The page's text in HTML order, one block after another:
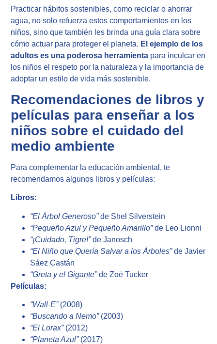
Practicar hábitos sostenibles, como reciclar o ahorrar
agua, no solo refuerza estos comportamientos en los
niños, sino que también les brinda una guía clara sobre
cómo actuar para proteger el planeta. El ejemplo de los
adultos es una poderosa herramienta para inculcar en
los niños el respeto por la naturaleza y la importancia de
adoptar un estilo de vida más sostenible.
Recomendaciones de libros y
películas para enseñar a los
niños sobre el cuidado del
medio ambiente
Para complementar la educación ambiental, te
recomendamos algunos libros y películas:
Libros:
“El Árbol Generoso”de Shel Silverstein
“Pequeño Azul y Pequeño Amarillo”de Leo Lionni
“¡Cuidado, Tigre!”de Janosch
“El Niño que Quería Salvar a los Árboles”de Javier
Sáez Castán
“Greta y el Gigante”de Zoë Tucker
Películas:
“Wall-E”(2008)
“Buscando a Nemo”(2003)
“El Lorax”(2012)
“Planeta Azul”(2017)